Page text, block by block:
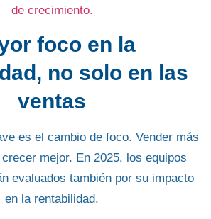
de crecimiento.
foco en la
no solo en las
ventas
es el cambio de foco. Vender más
mejor. En 2025, los equipos
evaluados también por su impacto
en la rentabilidad.